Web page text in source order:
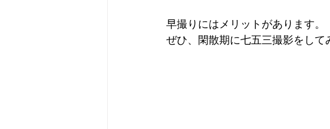
早撮りにはメリットがあります。
ぜひ、閑散期に七五三撮影をして